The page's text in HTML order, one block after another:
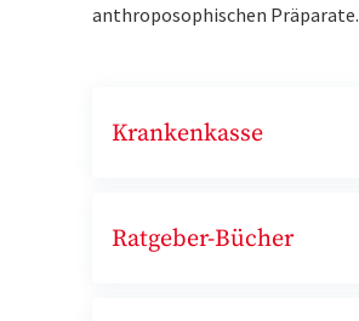
anthroposophischen Präparate.
Krankenkasse
Ratgeber-Bücher